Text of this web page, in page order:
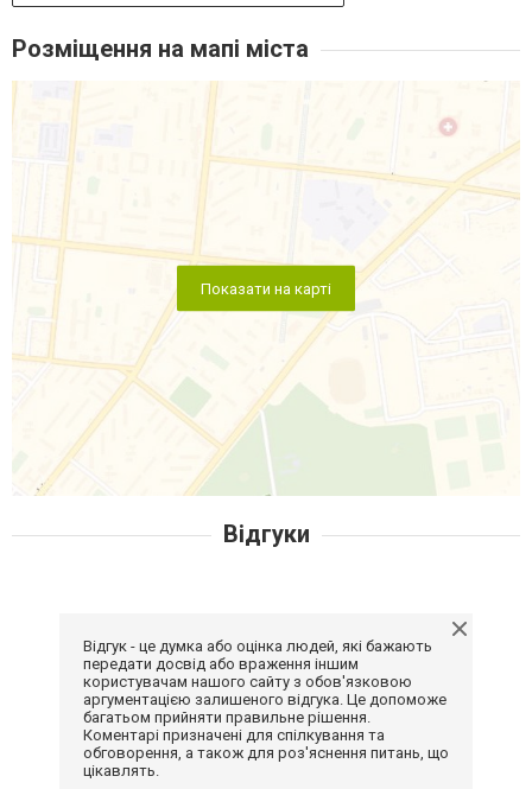
Розміщення на мапі міста
Показати на карті
Відгуки
Відгук - це думка або оцінка людей, які бажають
передати досвід або враження іншим
користувачам нашого сайту з обов'язковою
аргументацією залишеного відгука. Це допоможе
багатьом прийняти правильне рішення.
Коментарі призначені для спілкування та
обговорення, а також для роз'яснення питань, що
цікавлять.